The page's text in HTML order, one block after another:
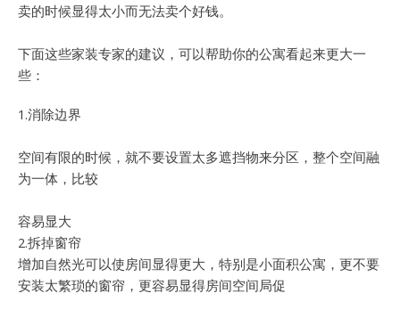
卖的时候显得太小而无法卖个好钱。
下面这些家装专家的建议，可以帮助你的公寓看起来更大一
些：
1.消除边界
空间有限的时候，就不要设置太多遮挡物来分区，整个空间融
为一体，比较
容易显大
2.拆掉窗帘
增加自然光可以使房间显得更大，特别是小面积公寓，更不要
安装太繁琐的窗帘，更容易显得房间空间局促